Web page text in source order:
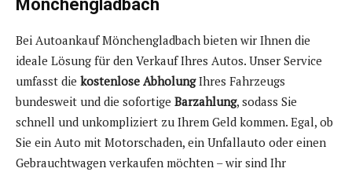
Mönchengladbach
Bei Autoankauf Mönchengladbach bieten wir Ihnen die
ideale Lösung für den Verkauf Ihres Autos. Unser Service
umfasst die kostenlose AbholungIhres Fahrzeugs
bundesweit und die sofortige Barzahlung, sodass Sie
schnell und unkompliziert zu Ihrem Geld kommen. Egal, ob
Sie ein Auto mit Motorschaden, ein Unfallauto oder einen
Gebrauchtwagen verkaufen möchten – wir sind Ihr